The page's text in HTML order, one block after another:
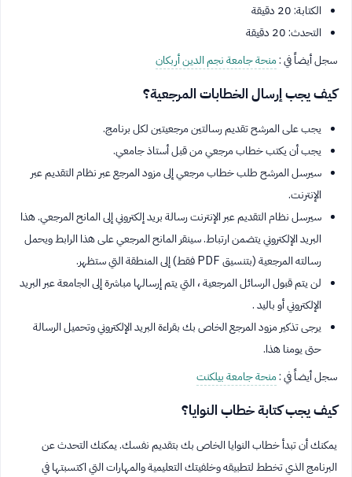
الكتابة: 20 دقيقة
التحدث: 20 دقيقة
سجل أيضاً في :منحة جامعة نجم الدين أربكان
كيف يجب إرسال الخطابات المرجعية؟
يجب على المرشح تقديم رسالتين مرجعيتين لكل برنامج.
يجب أن يكتب خطاب مرجعي من قبل أستاذ جامعي.
سيرسل المرشح طلب خطاب مرجعي إلى مزود المرجع عبر نظام التقديم عبر
الإنترنت.
سيرسل نظام التقديم عبر الإنترنت رسالة بريد إلكتروني إلى المانح المرجعي. هذا
البريد الإلكتروني يتضمن ارتباط. سينقر المانح المرجعي على هذا الرابط ويحمل
رسالته المرجعية (بتنسيق PDF فقط) إلى المنطقة التي ستظهر.
لن يتم قبول الرسائل المرجعية ، التي يتم إرسالها مباشرة إلى الجامعة عبر البريد
الإلكتروني أو باليد .
يرجى تذكير مزود المرجع الخاص بك بقراءة البريد الإلكتروني وتحميل الرسالة
حتى يومنا هذا.
سجل أيضاً في :منحة جامعة بيلكنت
كيف يجب كتابة خطاب النوايا؟
يمكنك أن تبدأ خطاب النوايا الخاص بك بتقديم نفسك. يمكنك التحدث عن
البرنامج الذي تخطط لتطبيقه وخلفيتك التعليمية والمهارات التي اكتسبتها في